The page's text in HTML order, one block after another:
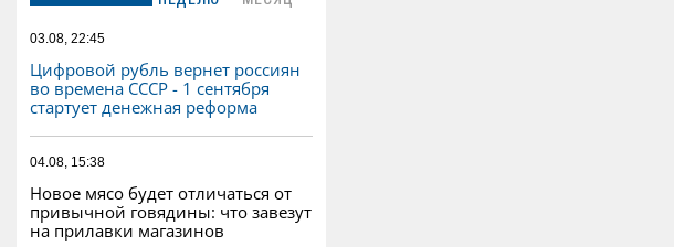
03.08, 22:45
Цифровой рубль вернет россиян
во времена СССР - 1 сентября
стартует денежная реформа
04.08, 15:38
Новое мясо будет отличаться от
привычной говядины: что завезут
на прилавки магазинов